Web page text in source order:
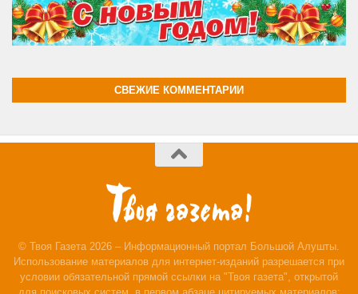
СВЕЖИЕ КОММЕНТАРИИ
© Твоя Газета 2026 – Информационный портал Большой Алушты.
Использование материалов для интернет-изданий разрешается при
условии обязательной прямой ссылки на "Твоя газета", открытой